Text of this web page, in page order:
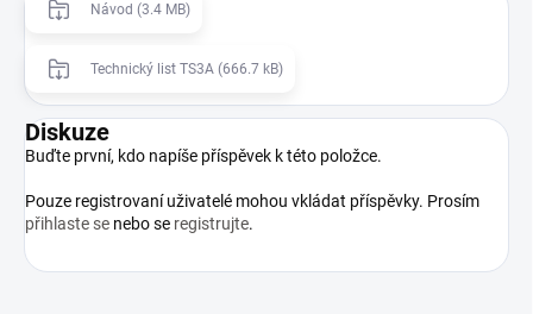
Návod (3.4 MB)
Technický list TS3A (666.7 kB)
Diskuze
Buďte první, kdo napíše příspěvek k této položce.
Pouze registrovaní uživatelé mohou vkládat příspěvky. Prosím
přihlaste se nebo se registrujte.